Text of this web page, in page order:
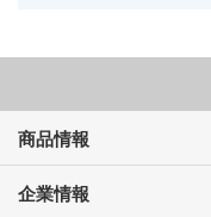
商品情報
企業情報